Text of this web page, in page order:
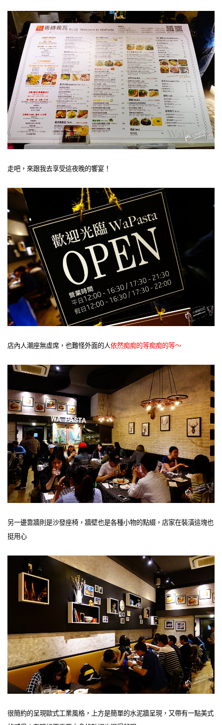
走吧，來跟我去享受這夜晚的饗宴！
店內人潮座無虛席，也難怪外面的人依然痴痴的等痴痴的等～
另一邊靠牆則是沙發座椅，牆壁也是各種小物的點綴，店家在裝潢這塊也
挺用心
很簡約的呈現歐式工業風格，上方是簡單的水泥牆呈現，又帶有一點美式